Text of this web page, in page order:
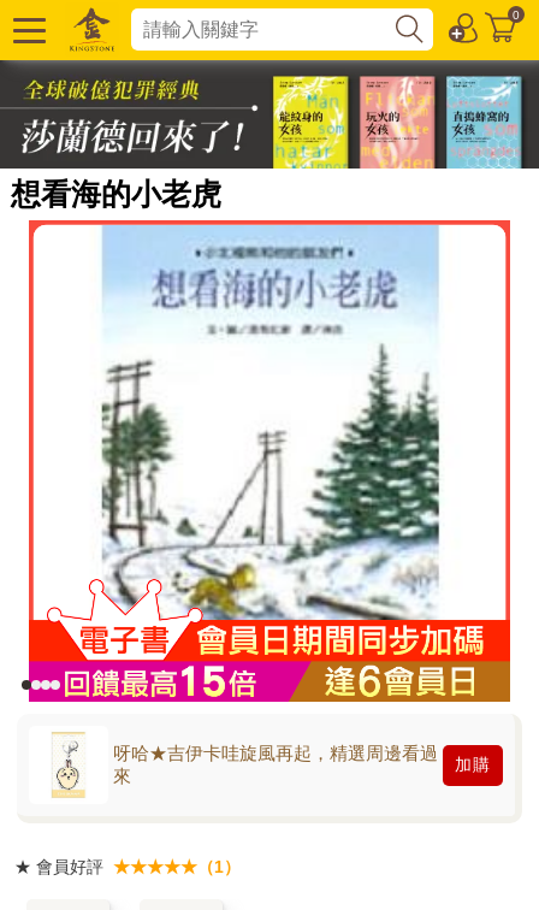
0
想看海的小老虎
呀哈★吉伊卡哇旋風再起，精選周邊看過
來
加購
★ 會員好評 ★★★★★（1）